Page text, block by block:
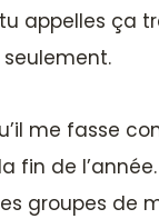
appelles ça
me fasse
fin de
groupes de